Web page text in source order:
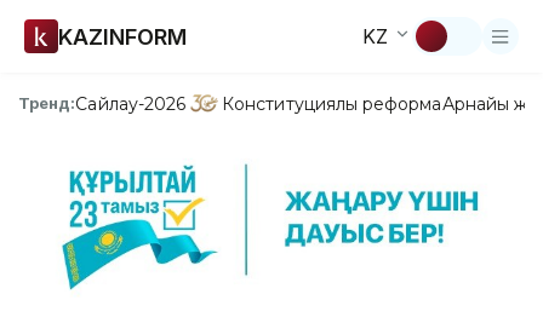
KAZINFORM KZ
Тренд:Сайлау-2026 Конституциялық реформаАрнайы